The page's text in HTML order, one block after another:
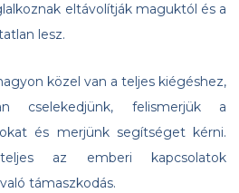
eltávolítják maguktól és a
lesz.
közel van a teljes kiégéshez,
cselekedjünk, felismerjük a
és merjünk segítséget kérni.
az emberi kapcsolatok
támaszkodás.